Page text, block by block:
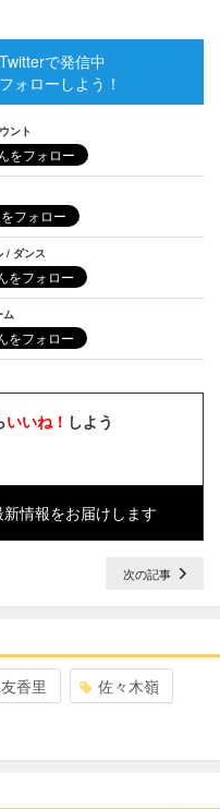
で発信中
ォローしよう！
ント
/ ダンス
ム
いいね！ しよう
情報をお届けします
次の記事
香里 佐々木嶺